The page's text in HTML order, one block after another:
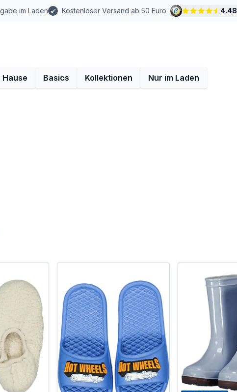
im Laden Kostenloser Versand ab 50 Euro 4.48
Hause Basics Kollektionen Nur im Laden